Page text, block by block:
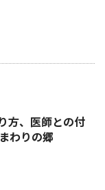
方、医師との付
わりの郷